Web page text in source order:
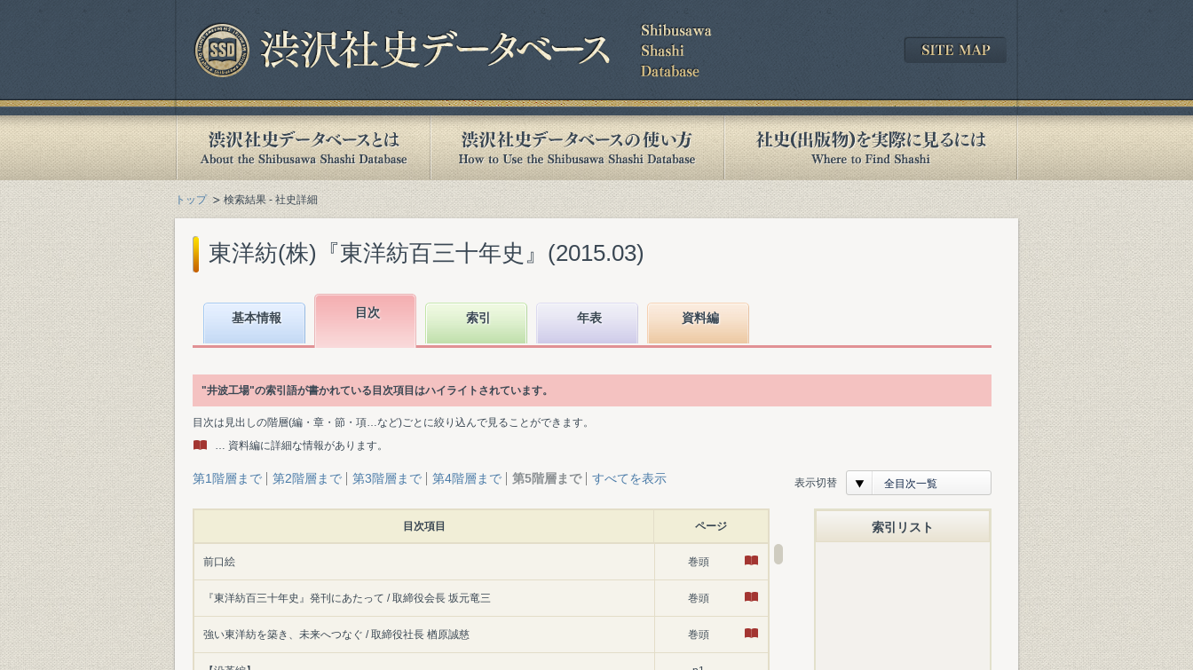
トップ 検索結果 - 社史詳細
東洋紡(株)『東洋紡百三十年史』(2015.03)
基本情報 目次 索引 年表 資料編
"井波工場"の索引語が書かれている目次項目はハイライトされています。
目次は見出しの階層(編・章・節・項…など)ごとに絞り込んで見ることができます。
… 資料編に詳細な情報があります。
第1階層まで 第2階層まで 第3階層まで 第4階層まで 第5階層まで すべてを表示 表示切替 全目次一覧
目次項目 ページ
前口絵 巻頭
『東洋紡百三十年史』発刊にあたって / 取締役会長 坂元竜三 巻頭
強い東洋紡を築き、未来へつなぐ / 取締役社長 楢原誠慈 巻頭
索引リスト